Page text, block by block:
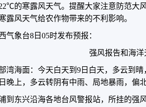
的寒露风天气。提醒大家注意防范大
露风天气给农作物带来的不利影响。
气象台8日05时发布预报：
强风报告和海洋
湾海面：今天白天到9日白天，多云到
日晚上，多云转阴有中雨、局地暴雨，偏
到东兴沿海各地台风警报站，所挂的强